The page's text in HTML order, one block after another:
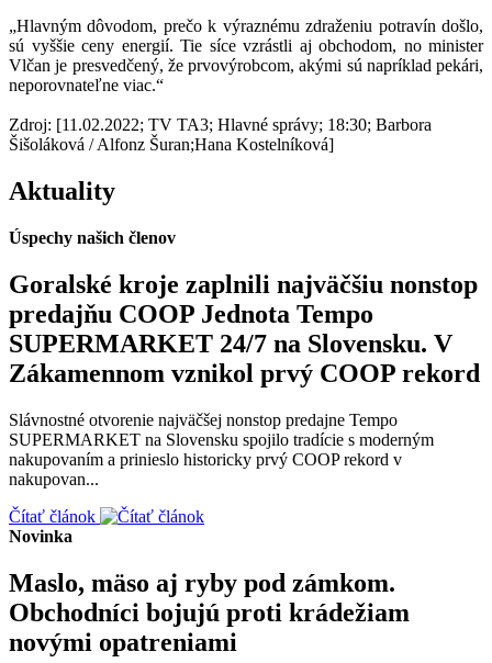
„Hlavným dôvodom, prečo k výraznému zdraženiu potravín došlo,
sú vyššie ceny energií. Tie síce vzrástli aj obchodom, no minister
Vlčan je presvedčený, že prvovýrobcom, akými sú napríklad pekári,
neporovnateľne viac.“
Zdroj: [11.02.2022; TV TA3; Hlavné správy; 18:30; Barbora
Šišoláková / Alfonz Šuran;Hana Kostelníková]
Aktuality
Úspechy našich členov
Goralské kroje zaplnili najväčšiu nonstop
predajňu COOP Jednota Tempo
SUPERMARKET 24/7 na Slovensku. V
Zákamennom vznikol prvý COOP rekord
Slávnostné otvorenie najväčšej nonstop predajne Tempo
SUPERMARKET na Slovensku spojilo tradície s moderným
nakupovaním a prinieslo historicky prvý COOP rekord v
nakupovan...
Čítať článok
Novinka
Maslo, mäso aj ryby pod zámkom.
Obchodníci bojujú proti krádežiam
novými opatreniami